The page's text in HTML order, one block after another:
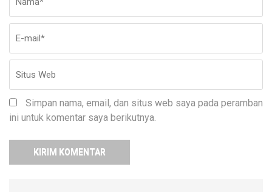
Simpan nama, email, dan situs web saya pada peramban
ini untuk komentar saya berikutnya.